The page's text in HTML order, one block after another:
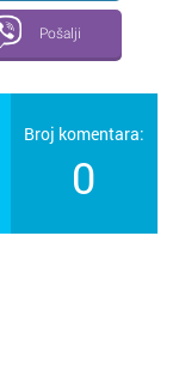
Pošalji
Broj komentara:
0